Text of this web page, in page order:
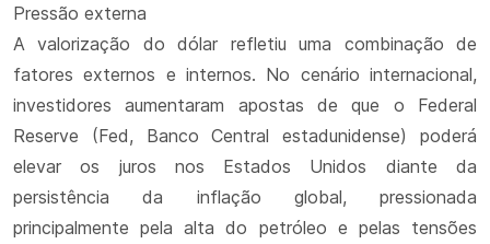
Pressão externa
A valorização do dólar refletiu uma combinação de
fatores externos e internos. No cenário internacional,
investidores aumentaram apostas de que o Federal
Reserve (Fed, Banco Central estadunidense) poderá
elevar os juros nos Estados Unidos diante da
persistência da inflação global, pressionada
principalmente pela alta do petróleo e pelas tensões